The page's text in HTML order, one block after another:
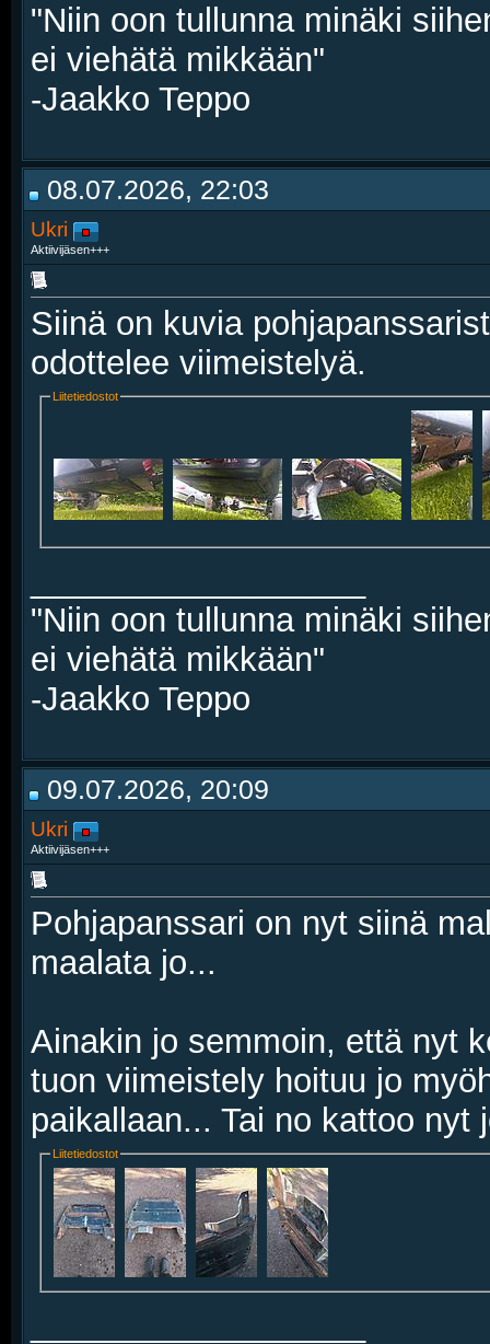
"Niin oon tullunna minäki
ei viehätä mikkään"
-Jaakko Teppo
08.07.2026, 22:03
Ukri
Aktiivijäsen+++
Siinä on kuvia
odottelee viimeistelyä.
Liitetiedostot
"Niin oon tullunna minäki
ei viehätä mikkään"
-Jaakko Teppo
09.07.2026, 20:09
Ukri
Aktiivijäsen+++
Pohjapanssari on nyt siinä
maalata jo...
Ainakin jo semmoin, että nyt
tuon viimeistely hoituu jo
paikallaan... Tai no kattoo
Liitetiedostot